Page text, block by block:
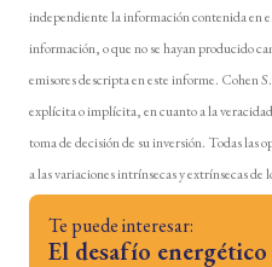
independiente la información contenida en
información, o que no se hayan producido
emisores descripta en este informe. Cohen
explícita o implícita, en cuanto a la
toma de decisión de su inversión. Todas las
a las variaciones intrínsecas y extrínsecas de
Te puede interesar:
El desafío